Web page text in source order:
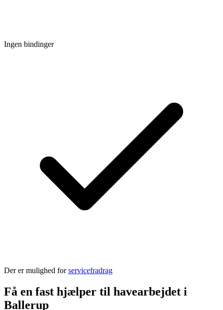
Ingen bindinger
Der er mulighed forservicefradrag
Få en fast hjælper til havearbejdet i
Ballerup